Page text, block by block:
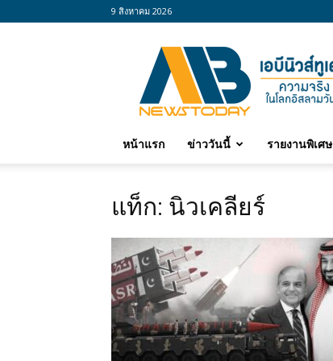
9 สิงหาคม 2026
abnewstoday
หน้าแรก ข่าววันนี้ รายงานพิเศษ
แท็ก: นิวเคลียร์